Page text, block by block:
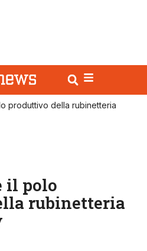
produttivo della rubinetteria
il polo
rubinetteria